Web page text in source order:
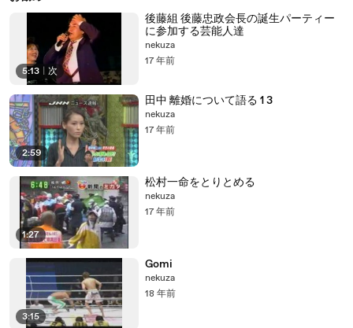
5:13 次
後藤組 後藤忠政会長の誕生パーティー
に参加する芸能人達
nekuza
17 年前
2:59
田中 離婚について語る 1 3
nekuza
17 年前
1:27
松村一命をとりとめる
nekuza
17 年前
3:15
Gomi
nekuza
18 年前